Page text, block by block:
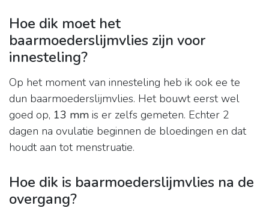
Hoe dik moet het
baarmoederslijmvlies zijn voor
innesteling?
Op het moment van innesteling heb ik ook ee te
dun baarmoederslijmvlies. Het bouwt eerst wel
goed op, 13 mm is er zelfs gemeten. Echter 2
dagen na ovulatie beginnen de bloedingen en dat
houdt aan tot menstruatie.
Hoe dik is baarmoederslijmvlies na de
overgang?